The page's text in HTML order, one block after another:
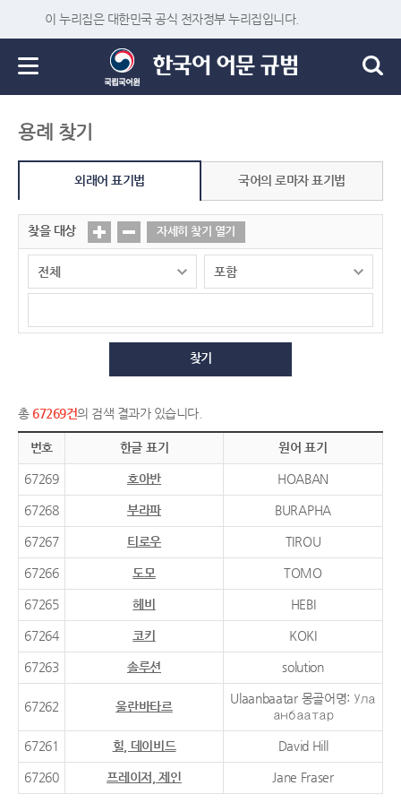
이 누리집은 대한민국 공식 전자정부 누리집입니다.
용례 찾기
외래어 표기법 국어의 로마자 표기법
찾을 대상 자세히 찾기 열기
찾기
총 67269건의 검색 결과가 있습니다.
번호 한글 표기 원어 표기
67269 호아반 HOABAN
67268 부라파 BURAPHA
67267 티로우 TIROU
67266 도모 TOMO
67265 헤비 HEBI
67264 코키 KOKI
67263 솔루션 solution
67262 울란바타르
Ulaanbaatar 몽골어명: Ула
анбаатар
67261 힐, 데이비드 David Hill
67260 프레이저, 제인 Jane Fraser